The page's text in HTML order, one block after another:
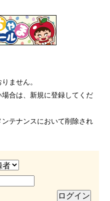
ません。
場合は、新規に登録してくだ
ンテナンスにおいて削除され